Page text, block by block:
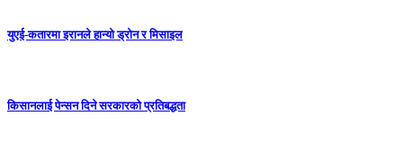
युएई-कतारमा इरानले हान्यो ड्रोन र मिसाइल
किसानलाई पेन्सन दिने सरकारको प्रतिबद्धता